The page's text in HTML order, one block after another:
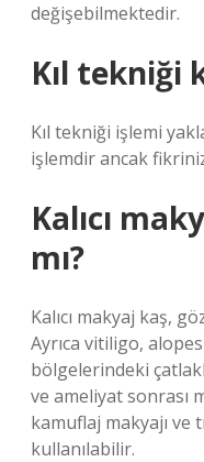
değişebilmektedir.
Kıl tekniği
Kıl tekniği işlemi
işlemdir ancak
Kalıcı
mı?
Kalıcı makyaj kaş,
Ayrıca vitiligo,
bölgelerindeki
ve ameliyat sonrası
kamuflaj makyajı ve
kullanılabilir.